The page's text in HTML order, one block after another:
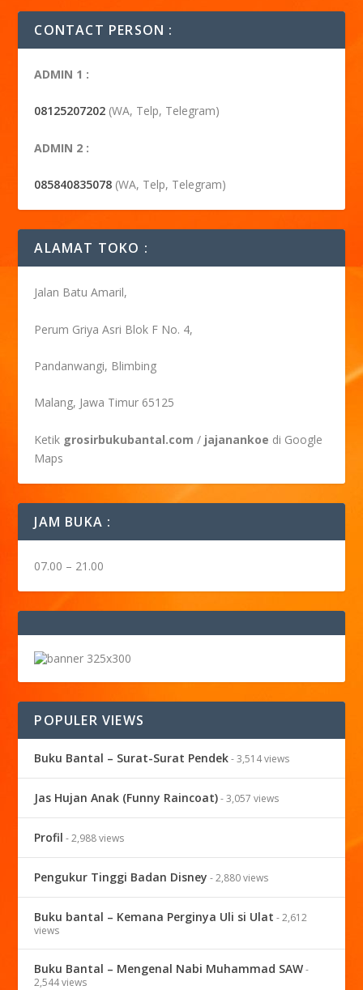
CONTACT PERSON :
ADMIN 1 :
08125207202 (WA, Telp, Telegram)
ADMIN 2 :
085840835078 (WA, Telp, Telegram)
ALAMAT TOKO :
Jalan Batu Amaril,
Perum Griya Asri Blok F No. 4,
Pandanwangi, Blimbing
Malang, Jawa Timur 65125
Ketik grosirbukubantal.com / jajanankoe di Google
Maps
JAM BUKA :
07.00 – 21.00
POPULER VIEWS
Buku Bantal – Surat-Surat Pendek- 3,514 views
Jas Hujan Anak (Funny Raincoat)- 3,057 views
Profil - 2,988 views
Pengukur Tinggi Badan Disney - 2,880 views
Buku bantal – Kemana Perginya Uli si Ulat - 2,612
views
Buku Bantal – Mengenal Nabi Muhammad SAW-
2,544 views